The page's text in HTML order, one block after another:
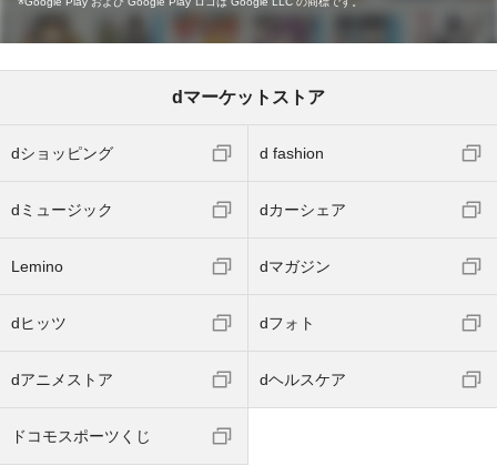
dマーケットストア
dショッピング d fashion
dミュージック dカーシェア
Lemino dマガジン
dヒッツ dフォト
dアニメストア dヘルスケア
ドコモスポーツくじ